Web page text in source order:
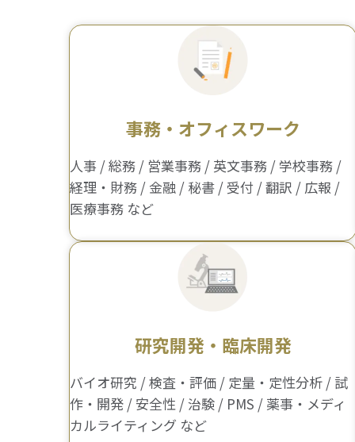
事務・オフィスワーク
人事 / 総務 / 営業事務 / 英文事務 / 学校事務 /
経理・財務 / 金融 / 秘書 / 受付 / 翻訳 / 広報 /
医療事務 など
研究開発・臨床開発
バイオ研究 / 検査・評価 / 定量・定性分析 / 試
作・開発 / 安全性 / 治験 / PMS / 薬事・メディ
カルライティング など